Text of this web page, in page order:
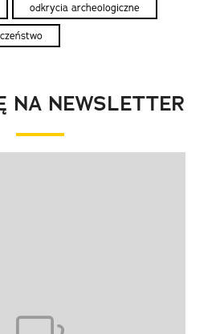
odkrycia archeologiczne
NA NEWSLETTER